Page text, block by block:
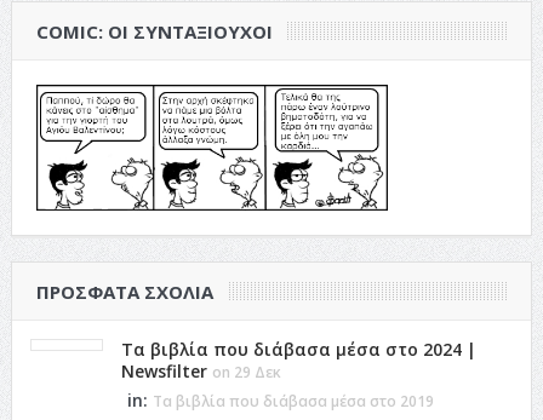
COMIC: ΟΙ ΣΥΝΤΑΞΙΟΎΧΟΙ
ΠΡΌΣΦΑΤΑ ΣΧΌΛΙΑ
Τα βιβλία που διάβασα μέσα στο 2024 |
Newsfilter on 29 Δεκ
in: Τα βιβλία που διάβασα μέσα στο 2019